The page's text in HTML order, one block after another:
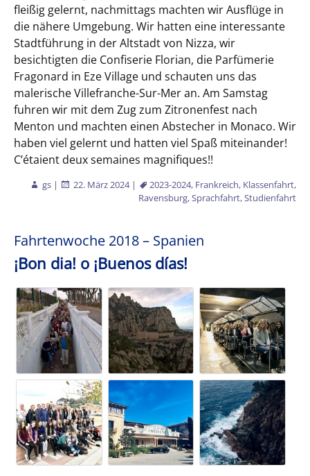
fleißig gelernt, nachmittags machten wir Ausflüge in
die nähere Umgebung. Wir hatten eine interessante
Stadtführung in der Altstadt von Nizza, wir
besichtigten die Confiserie Florian, die Parfümerie
Fragonard in Eze Village und schauten uns das
malerische Villefranche-Sur-Mer an. Am Samstag
fuhren wir mit dem Zug zum Zitronenfest nach
Menton und machten einen Abstecher in Monaco. Wir
haben viel gelernt und hatten viel Spaß miteinander!
C’étaient deux semaines magnifiques!!
gs | 22. März 2024| 2023-2024, Frankreich, Klassenfahrt,
Ravensburg,Sprachfahrt,Studienfahrt
Fahrtenwoche 2018 – Spanien
¡Bon dia! o ¡Buenos días!